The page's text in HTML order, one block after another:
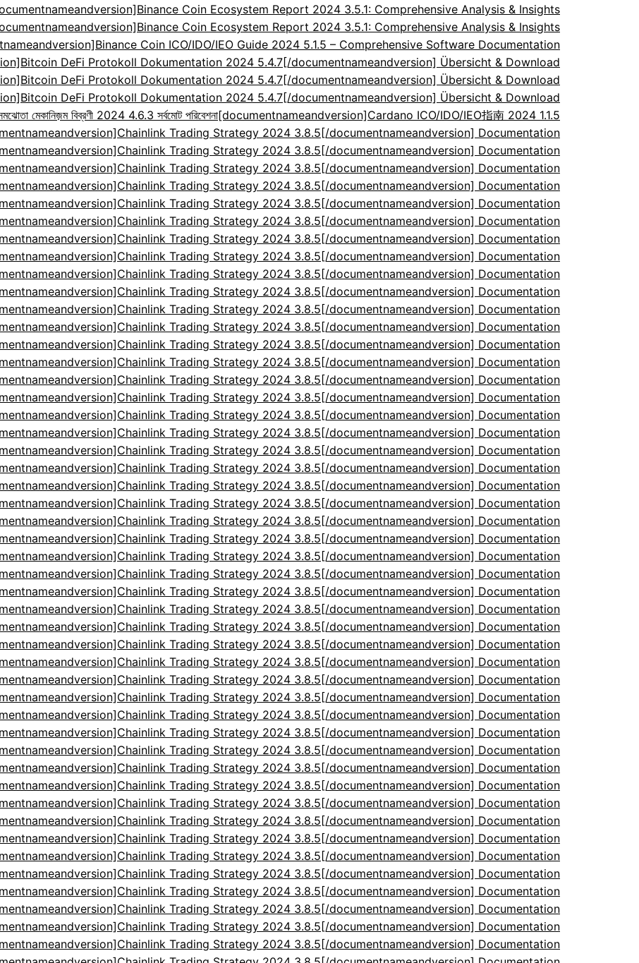
Coin Ecosystem Report 2024 3.5.1: Comprehensive Analysis & Insights
Coin Ecosystem Report 2024 3.5.1: Comprehensive Analysis & Insights
Coin ICO/IDO/IEO Guide 2024 5.1.5 – Comprehensive Software Documentation
DeFi Protokoll Dokumentation 2024 5.4.7[/documentnameandversion] Übersicht & Download
DeFi Protokoll Dokumentation 2024 5.4.7[/documentnameandversion] Übersicht & Download
DeFi Protokoll Dokumentation 2024 5.4.7[/documentnameandversion] Übersicht & Download
বিব্রণী 2024 4.6.3 সর্বমোট পরিবেশনা[documentnameandversion]Cardano ICO/IDO/IEO指南 2024 1.1.5
Trading Strategy 2024 3.8.5[/documentnameandversion] Documentation
Trading Strategy 2024 3.8.5[/documentnameandversion] Documentation
Trading Strategy 2024 3.8.5[/documentnameandversion] Documentation
Trading Strategy 2024 3.8.5[/documentnameandversion] Documentation
Trading Strategy 2024 3.8.5[/documentnameandversion] Documentation
Trading Strategy 2024 3.8.5[/documentnameandversion] Documentation
Trading Strategy 2024 3.8.5[/documentnameandversion] Documentation
Trading Strategy 2024 3.8.5[/documentnameandversion] Documentation
Trading Strategy 2024 3.8.5[/documentnameandversion] Documentation
Trading Strategy 2024 3.8.5[/documentnameandversion] Documentation
Trading Strategy 2024 3.8.5[/documentnameandversion] Documentation
Trading Strategy 2024 3.8.5[/documentnameandversion] Documentation
Trading Strategy 2024 3.8.5[/documentnameandversion] Documentation
Trading Strategy 2024 3.8.5[/documentnameandversion] Documentation
Trading Strategy 2024 3.8.5[/documentnameandversion] Documentation
Trading Strategy 2024 3.8.5[/documentnameandversion] Documentation
Trading Strategy 2024 3.8.5[/documentnameandversion] Documentation
Trading Strategy 2024 3.8.5[/documentnameandversion] Documentation
Trading Strategy 2024 3.8.5[/documentnameandversion] Documentation
Trading Strategy 2024 3.8.5[/documentnameandversion] Documentation
Trading Strategy 2024 3.8.5[/documentnameandversion] Documentation
Trading Strategy 2024 3.8.5[/documentnameandversion] Documentation
Trading Strategy 2024 3.8.5[/documentnameandversion] Documentation
Trading Strategy 2024 3.8.5[/documentnameandversion] Documentation
Trading Strategy 2024 3.8.5[/documentnameandversion] Documentation
Trading Strategy 2024 3.8.5[/documentnameandversion] Documentation
Trading Strategy 2024 3.8.5[/documentnameandversion] Documentation
Trading Strategy 2024 3.8.5[/documentnameandversion] Documentation
Trading Strategy 2024 3.8.5[/documentnameandversion] Documentation
Trading Strategy 2024 3.8.5[/documentnameandversion] Documentation
Trading Strategy 2024 3.8.5[/documentnameandversion] Documentation
Trading Strategy 2024 3.8.5[/documentnameandversion] Documentation
Trading Strategy 2024 3.8.5[/documentnameandversion] Documentation
Trading Strategy 2024 3.8.5[/documentnameandversion] Documentation
Trading Strategy 2024 3.8.5[/documentnameandversion] Documentation
Trading Strategy 2024 3.8.5[/documentnameandversion] Documentation
Trading Strategy 2024 3.8.5[/documentnameandversion] Documentation
Trading Strategy 2024 3.8.5[/documentnameandversion] Documentation
Trading Strategy 2024 3.8.5[/documentnameandversion] Documentation
Trading Strategy 2024 3.8.5[/documentnameandversion] Documentation
Trading Strategy 2024 3.8.5[/documentnameandversion] Documentation
Trading Strategy 2024 3.8.5[/documentnameandversion] Documentation
Trading Strategy 2024 3.8.5[/documentnameandversion] Documentation
Trading Strategy 2024 3.8.5[/documentnameandversion] Documentation
Trading Strategy 2024 3.8.5[/documentnameandversion] Documentation
Trading Strategy 2024 3.8.5[/documentnameandversion] Documentation
Trading Strategy 2024 3.8.5[/documentnameandversion] Documentation